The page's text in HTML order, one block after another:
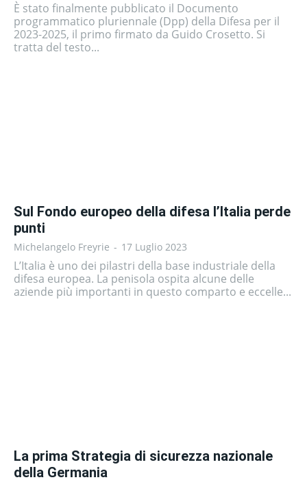
È stato finalmente pubblicato il Documento
programmatico pluriennale (Dpp) della Difesa per il
2023-2025, il primo firmato da Guido Crosetto. Si
tratta del testo...
Sul Fondo europeo della difesa l’Italia perde
punti
Michelangelo Freyrie - 17 Luglio 2023
L’Italia è uno dei pilastri della base industriale della
difesa europea. La penisola ospita alcune delle
aziende più importanti in questo comparto e eccelle...
La prima Strategia di sicurezza nazionale
della Germania